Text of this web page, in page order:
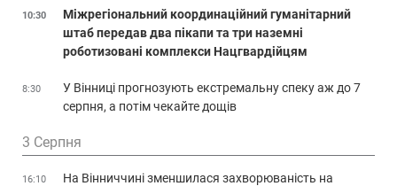
10:30
Міжрегіональний координаційний гуманітарний
штаб передав два пікапи та три наземні
роботизовані комплекси Нацгвардійцям
8:30
У Вінниці прогнозують екстремальну спеку аж до 7
серпня, а потім чекайте дощів
3 Серпня
16:10
На Вінниччині зменшилася захворюваність на